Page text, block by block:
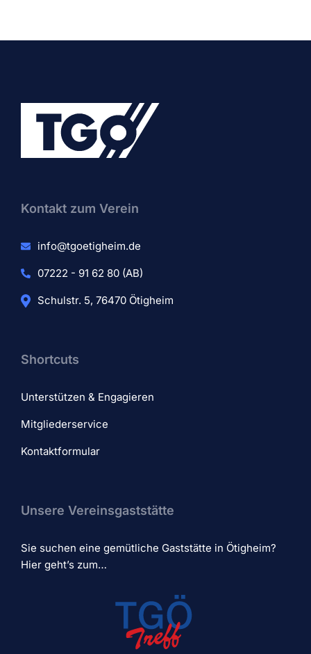
Kontakt zum Verein​
info@tgoetigheim.de
07222 - 91 62 80 (AB)
Schulstr. 5, 76470 Ötigheim
Shortcuts
Unterstützen & Engagieren
Mitgliederservice
Kontaktformular
Unsere Vereinsgaststätte
Sie suchen eine gemütliche Gaststätte in Ötigheim?
Hier geht’s zum…